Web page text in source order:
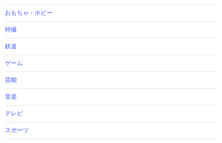
おもちゃ・ホビー
特撮
鉄道
ゲーム
芸能
音楽
テレビ
スポーツ